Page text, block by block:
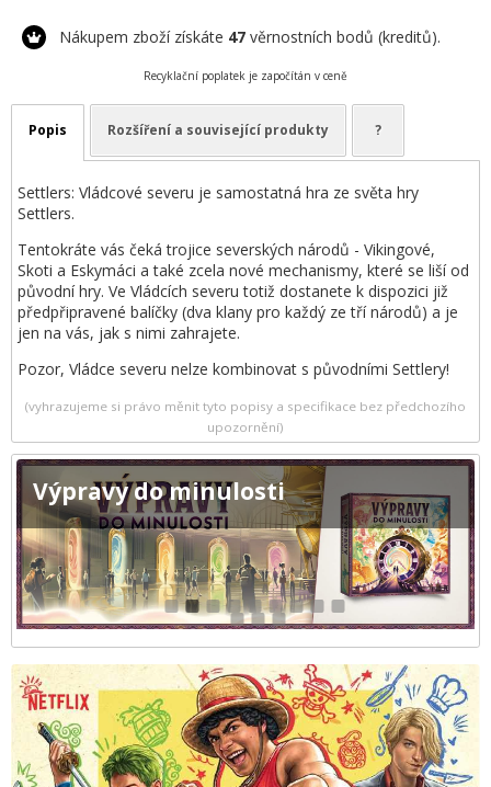
Nákupem zboží získáte 47 věrnostních bodů (kreditů).
Recyklační poplatek je započítán v ceně
Popis Rozšíření a související produkty ?
Settlers: Vládcové severu je samostatná hra ze světa hry
Settlers.
Tentokráte vás čeká trojice severských národů - Vikingové,
Skoti a Eskymáci a také zcela nové mechanismy, které se liší od
původní hry. Ve Vládcích severu totiž dostanete k dispozici již
předpřipravené balíčky (dva klany pro každý ze tří národů) a je
jen na vás, jak s nimi zahrajete.
Pozor, Vládce severu nelze kombinovat s původními Settlery!
(vyhrazujeme si právo měnit tyto popisy a specifikace bez předchozího
upozornění)
Výpravy do minulosti